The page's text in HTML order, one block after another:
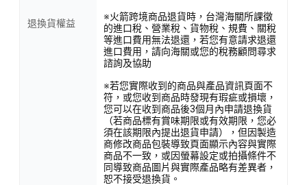
退換貨權益
※火箭跨境商品退貨時，台灣海關所課徵
的進口稅、營業稅、貨物稅、規費、關稅
等進口費用無法退還，若您有意請求退還
進口費用，請向海關或您的稅務顧問尋求
諮詢及協助
※若您實際收到的商品與產品資訊頁面不
符，或您收到商品時發現有瑕疵或損壞，
您可以在收到商品後3個月內申請退換貨
（若商品標有賞味期限或有效期限，您必
須在該期限內提出退貨申請），但因製造
商修改商品包裝導致頁面顯示內容與實際
商品不一致，或因螢幕設定或拍攝條件不
同導致商品圖片與實際產品略有差異者，
恕不接受退換貨。